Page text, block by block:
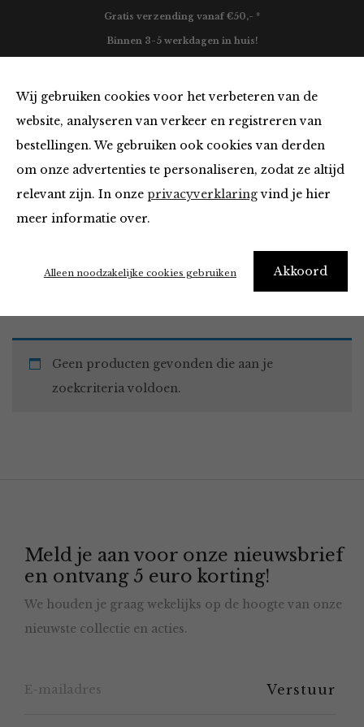
Wij gebruiken cookies voor het verbeteren van de
website, analyseren van verkeer en registreren van
bestellingen. We gebruiken ook cookies van derden
om onze advertenties te personaliseren, zodat ze altijd
relevant zijn. In onze privacyverklaringvind je hier
meer informatie over.
Akkoord
Alleen noodzakelijke cookies gebruiken
Gratis verzending vanaf €50,- *
Binnen 3-5 werkdagen in huis!
Tops en Blouses
Home Winkel Kleding Tops en Blouses
Geen producten gevonden die aan je
zoekcriteria voldoen.
Meld je aan voor onze nieuwsbrief
en ontvang 5 euro korting!
We houden je graag wekelijks op de hoogte van onze
nieuwste collectie en acties.